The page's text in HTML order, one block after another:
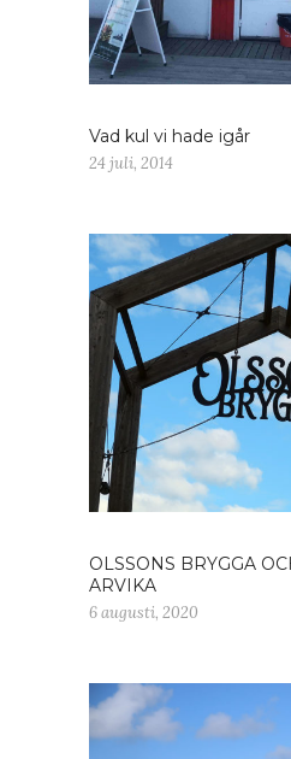
Vad kul vi hade igår
24 juli, 2014
OLSSONS BRYGGA
ARVIKA
6 augusti, 2020